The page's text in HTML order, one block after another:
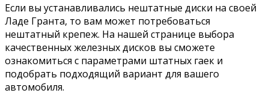
Если вы устанавливались нештатные диски на своей
Ладе Гранта, то вам может потребоваться
нештатный крепеж. На нашей странице выбора
качественных железных дисков вы сможете
ознакомиться с параметрами штатных гаек и
подобрать подходящий вариант для вашего
автомобиля.